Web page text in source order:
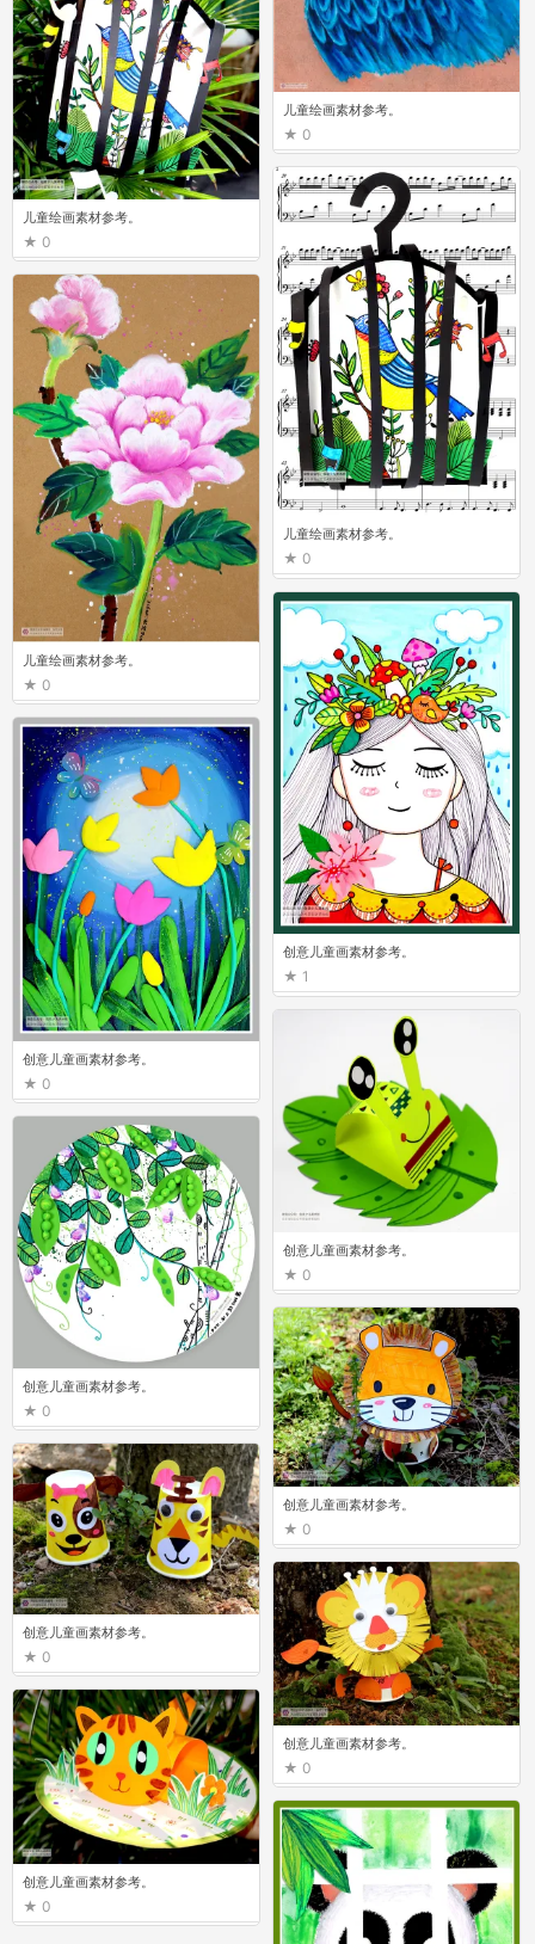
儿童绘画素材参考。
0
儿童绘画素材参考。
0
创意儿童画素材参考。
1
创意儿童画素材参考。
0
创意儿童画素材参考。
0
创意儿童画素材参考。
0
创意儿童画素材参考。
0
创意儿童画素材参考。
0
创意儿童画素材参考。
0
创意儿童画素材参考。
0
儿童绘画素材参考。
0
儿童绘画素材参考。
0